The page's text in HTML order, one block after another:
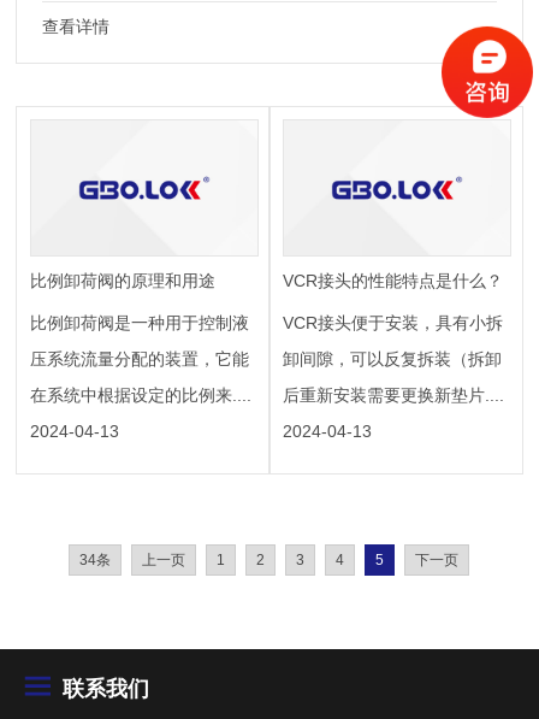
查看详情
比例卸荷阀的原理和用途
比例卸荷阀是一种用于控制液
压系统流量分配的装置，它能
在系统中根据设定的比例来....
2024-04-13
VCR接头的性能特点是什么？
VCR接头便于安装，具有小拆
卸间隙，可以反复拆装（拆卸
后重新安装需要更换新垫片....
2024-04-13
34条 上一页 1 2 3 4 5 下一页
联系我们